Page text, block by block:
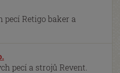
pecí Retigo baker a
pecí a strojů Revent.